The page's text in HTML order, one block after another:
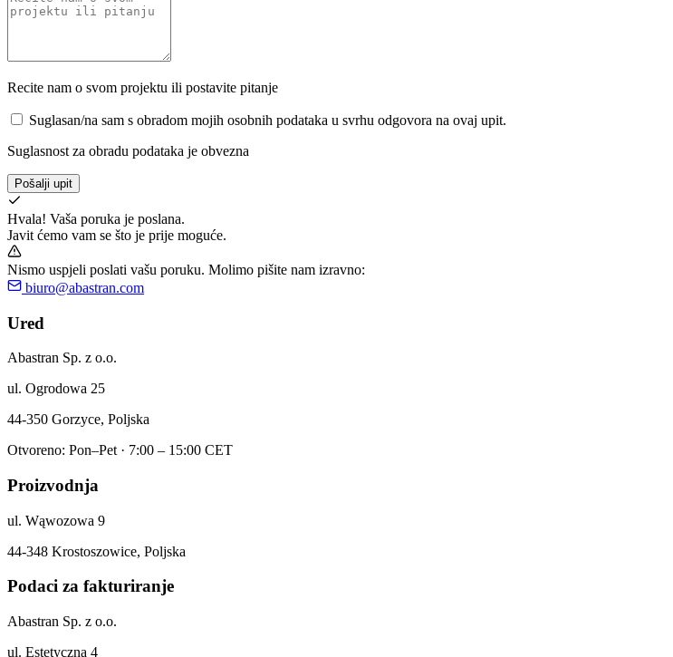
Recite nam o svom projektu ili postavite pitanje
Suglasan/na sam s obradom mojih osobnih podataka u svrhu odgovora na ovaj upit.
Suglasnost za obradu podataka je obvezna
Pošalji upit
Hvala! Vaša poruka je poslana.
Javit ćemo vam se što je prije moguće.
Nismo uspjeli poslati vašu poruku. Molimo pišite nam izravno:
biuro@abastran.com
Ured
Abastran Sp. z o.o.
ul. Ogrodowa 25
44-350 Gorzyce, Poljska
Otvoreno: Pon–Pet · 7:00 – 15:00 CET
Proizvodnja
ul. Wąwozowa 9
44-348 Krostoszowice, Poljska
Podaci za fakturiranje
Abastran Sp. z o.o.
ul. Estetyczna 4